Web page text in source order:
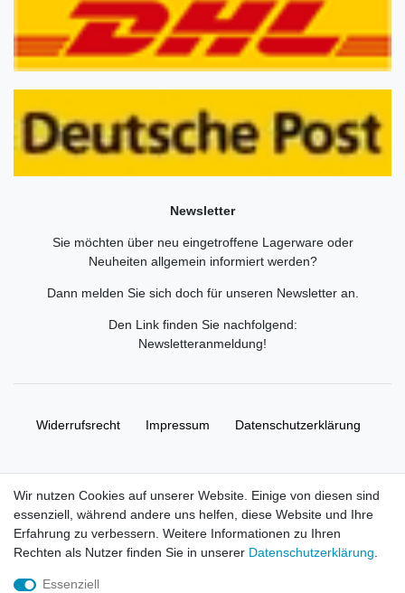
Newsletter
Sie möchten über neu eingetroffene Lagerware oder
Neuheiten allgemein informiert werden?
Dann melden Sie sich doch für unseren Newsletter an.
Den Link finden Sie nachfolgend:
Newsletteranmeldung!
Widerrufs­recht Impressum Daten­schutz­erklärung
© Copyright 2026 | Alle Rechte vorbehalten. HL-
Handelsgesellschaft mbH.
Alle Markennamen, Warenzeichen sowie sämtliche Produktbilder
Wir nutzen Cookies auf unserer Website. Einige von diesen sind
essenziell, während andere uns helfen, diese Website und Ihre
Erfahrung zu verbessern. Weitere Informationen zu Ihren
Rechten als Nutzer finden Sie in unserer Daten­schutz­erklärung
Essenziell